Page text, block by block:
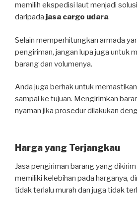
memilih ekspedisi laut menjadi
daripada jasa cargo udara.
Selain memperhitungkan armada
pengiriman, jangan lupa juga untuk
barang dan volumenya.
Anda juga berhak untuk
sampai ke tujuan. Mengirimkan
nyaman jika prosedur dilakukan
Harga yang Terjangkau
Jasa pengiriman barang yang
memiliki kelebihan pada harganya,
tidak terlalu murah dan juga tidak